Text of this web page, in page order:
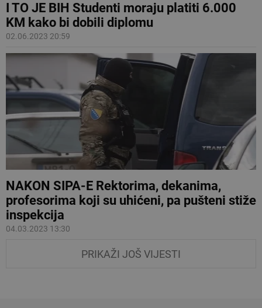
I TO JE BIH Studenti moraju platiti 6.000
KM kako bi dobili diplomu
02.06.2023 20:59
NAKON SIPA-E Rektorima, dekanima,
profesorima koji su uhićeni, pa pušteni stiže
inspekcija
04.03.2023 13:30
PRIKAŽI JOŠ VIJESTI